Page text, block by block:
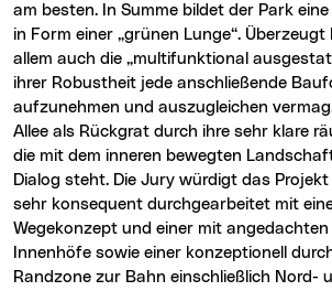
am besten. In Summe bildet der Park
in Form einer „grünen Lunge“.
allem auch die „multifunktional
ihrer Robustheit jede anschließende
aufzunehmen und auszugleichen
Allee als Rückgrat durch ihre sehr klare
die mit dem inneren bewegten
Dialog steht. Die Jury würdigt das
sehr konsequent durchgearbeitet mit
Wegekonzept und einer mit
Innenhöfe sowie einer konzeptionell
Randzone zur Bahn einschließlich Nord-